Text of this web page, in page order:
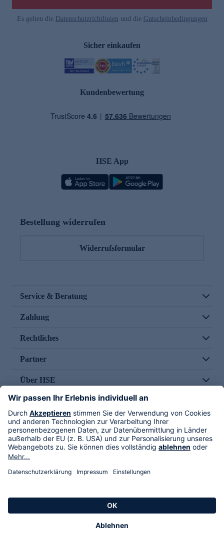
Es gelten die Datenschutzrichtlinien und die Gutscheinbedingungen
Sicher einkaufen
Kundenbewertung
HSE App
Bestellung widerrufen
Widerrufsformular
Service & Beratung
Zahlung
Rechtliches
Partner
Über HSE
Im TV
HSE International